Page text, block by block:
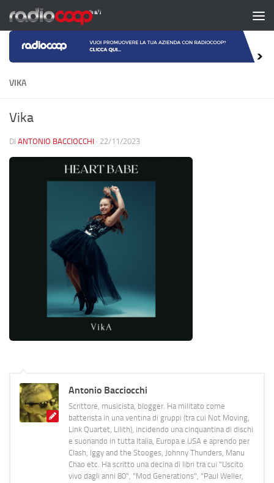
Salta al contenuto
VIKA
Vika
DI ANTONIO BACCIOCCHI · 22/11/2023
Antonio Bacciocchi
Scrittore, musicista, blogger. Ha militato come
batterista in una ventina di gruppi (tra cui Not Moving,
Link Quartet, Lilith), incidendo una cinquantina di dischi
e suonando in tutta Italia, Europa e USA e aprendo per
Clash, Iggy and the Stooges, Johnny Thunders, Manu
Chao etc. Ha scritto una decina di libri tra cui "Uscito
vivo dagli anni 80", "Mod Generations", "Paul Weller,